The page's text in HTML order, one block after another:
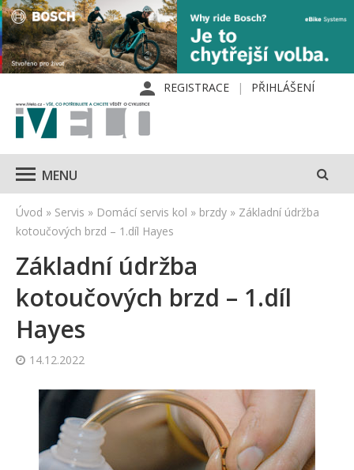
REGISTRACE PŘIHLÁŠENÍ
MENU
Úvod » Servis » Domácí servis kol » brzdy » Základní údržba
kotoučových brzd – 1.díl Hayes
Základní údržba
kotoučových brzd – 1.díl
Hayes
14.12.2022